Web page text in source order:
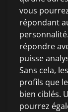
vous
répondant
répondre
puisse
Sans cela,
profils que
bien ciblés.
pourrez